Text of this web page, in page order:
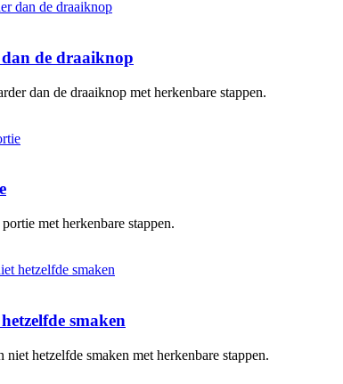
de draaiknop
dan de draaiknop met herkenbare stappen.
met herkenbare stappen.
smaken
hetzelfde smaken met herkenbare stappen.